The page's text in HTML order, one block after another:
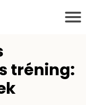
tréning: